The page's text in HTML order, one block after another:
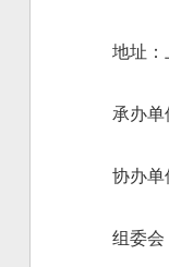
地址：
承办单
协办单
组委会